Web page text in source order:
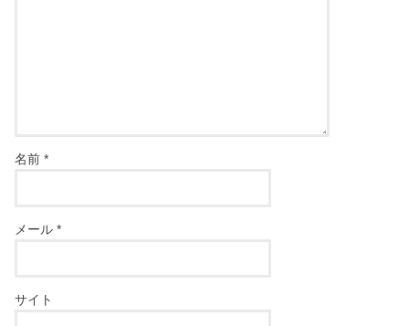
名前*
メール*
サイト